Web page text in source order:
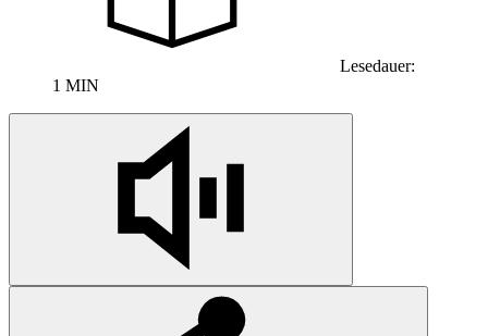
Lesedauer:
1 MIN